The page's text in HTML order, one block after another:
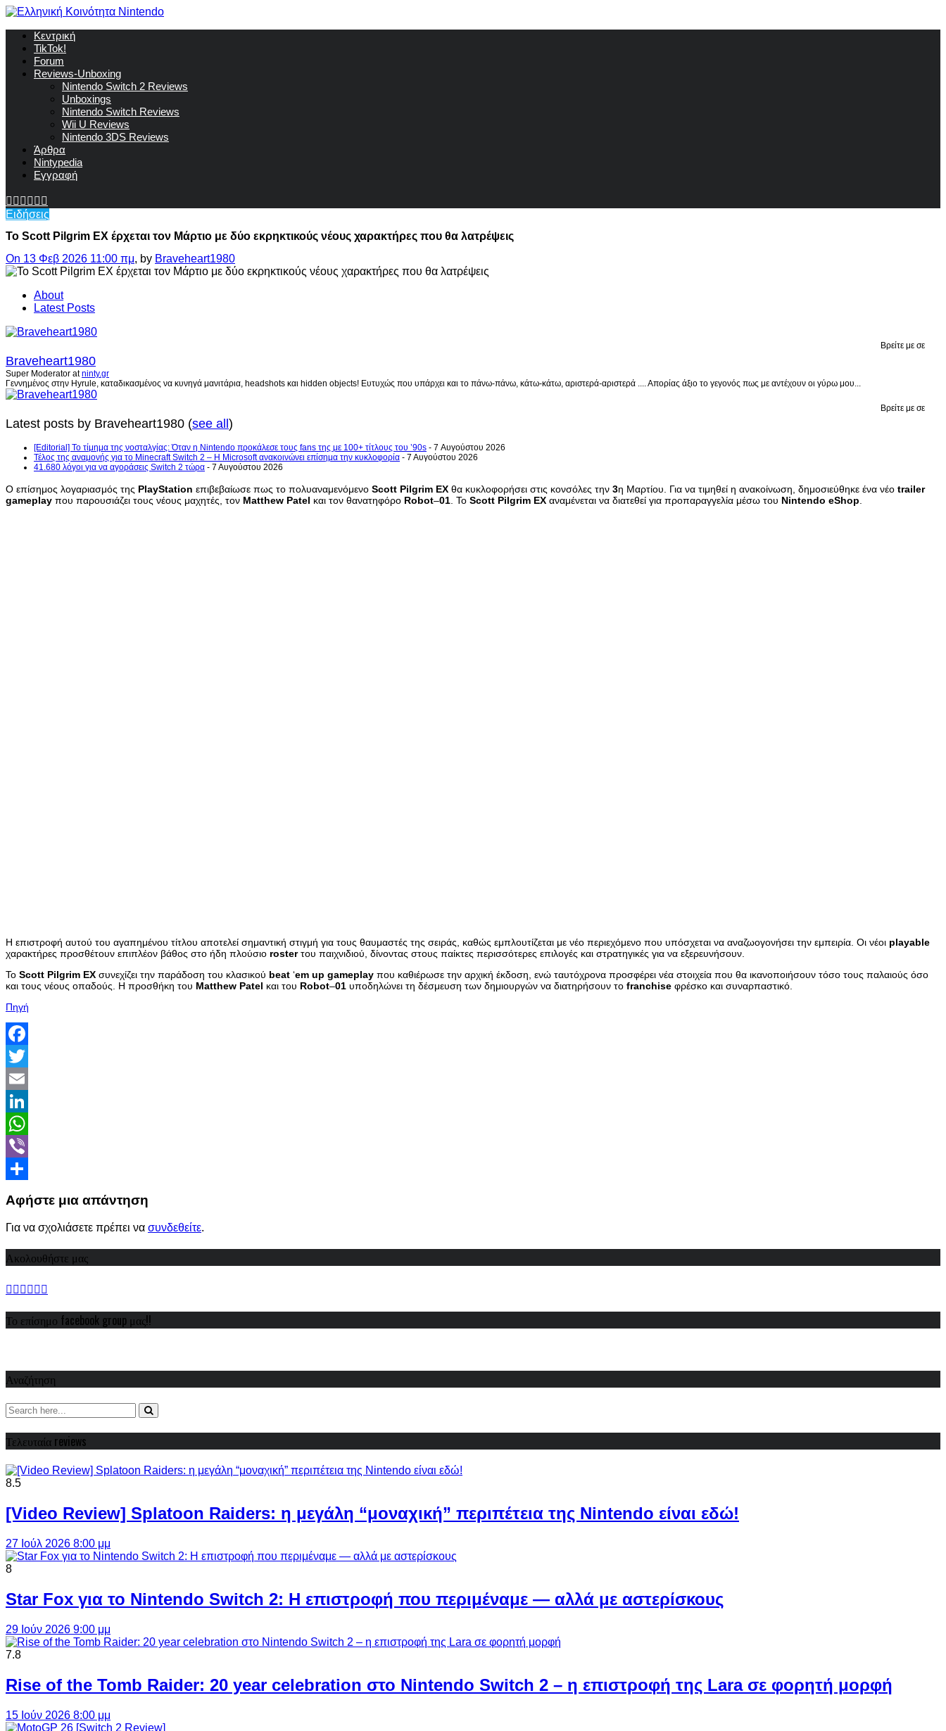
Κεντρική
TikTok!
Forum
Reviews-Unboxing
Nintendo Switch 2 Reviews
Unboxings
Nintendo Switch Reviews
Wii U Reviews
Nintendo 3DS Reviews
Άρθρα
Nintypedia
Εγγραφή
Ειδήσεις
Το Scott Pilgrim EX έρχεται τον Μάρτιο με δύο εκρηκτικούς νέους χαρακτήρες που θα λατρέψεις
On 13 Φεβ 2026 11:00 πμ, by Braveheart1980
About
Latest Posts
Βρείτε με σε
Braveheart1980
Super Moderator atninty.gr
Γεννημένος στην Hyrule, καταδικασμένος να κυνηγά μανιτάρια, headshots και hidden objects! Ευτυχώς που υπάρχει και το πάνω-πάνω, κάτω-κάτω, αριστερά-αριστερά .... Απορίας άξιο το γεγονός πως με αντέχουν οι γύρω μου...
Βρείτε με σε
Latest posts by Braveheart1980 (see all)
[Editorial] Το τίμημα της νοσταλγίας: Όταν η Nintendo προκάλεσε τους fans της με 100+ τίτλους του ’90s - 7 Αυγούστου 2026
Τέλος της αναμονής για το Minecraft Switch 2 – Η Microsoft ανακοινώνει επίσημα την κυκλοφορία - 7 Αυγούστου 2026
41.680 λόγοι για να αγοράσεις Switch 2 τώρα - 7 Αυγούστου 2026
Ο επίσημος λογαριασμός της PlayStation επιβεβαίωσε πως το πολυαναμενόμενο Scott Pilgrim EX θα κυκλοφορήσει στις κονσόλες την 3η Μαρτίου. Για να τιμηθεί η ανακοίνωση, δημοσιεύθηκε ένα νέο trailer
gameplay που παρουσιάζει τους νέους μαχητές, τον Matthew Patel και τον θανατηφόρο Robot–01 . Το Scott Pilgrim EX αναμένεται να διατεθεί για προπαραγγελία μέσω του Nintendo eShop
Η επιστροφή αυτού του αγαπημένου τίτλου αποτελεί σημαντική στιγμή για τους θαυμαστές της σειράς, καθώς εμπλουτίζεται με νέο περιεχόμενο που υπόσχεται να αναζωογονήσει την εμπειρία. Οι νέοι playable
χαρακτήρες προσθέτουν επιπλέον βάθος στο ήδη πλούσιο rosterτου παιχνιδιού, δίνοντας στους παίκτες περισσότερες επιλογές και στρατηγικές για να εξερευνήσουν.
Το Scott Pilgrim EX συνεχίζει την παράδοση του κλασικού beat ‘em up gameplay που καθιέρωσε την αρχική έκδοση, ενώ ταυτόχρονα προσφέρει νέα στοιχεία που θα ικανοποιήσουν τόσο τους παλαιούς όσο
και τους νέους οπαδούς. Η προσθήκη του Matthew Patel και του Robot–01 υποδηλώνει τη δέσμευση των δημιουργών να διατηρήσουν το franchise φρέσκο και συναρπαστικό.
Πηγή
Facebook
Twitter
Email
LinkedIn
WhatsApp
Viber
Αφήστε μια απάντηση
Για να σχολιάσετε πρέπει να συνδεθείτε.
Ακολουθήστε μας
Το επίσημο facebook group μας!!
Αναζήτηση
Τελευταία reviews
8.5
[Video Review] Splatoon Raiders: η μεγάλη “μοναχική” περιπέτεια της Nintendo είναι εδώ!
27 Ιούλ 2026 8:00 μμ
8
Star Fox για το Nintendo Switch 2: Η επιστροφή που περιμέναμε — αλλά με αστερίσκους
29 Ιούν 2026 9:00 μμ
7.8
Rise of the Tomb Raider: 20 year celebration στο Nintendo Switch 2 – η επιστροφή της Lara σε φορητή μορφή
15 Ιούν 2026 8:00 μμ